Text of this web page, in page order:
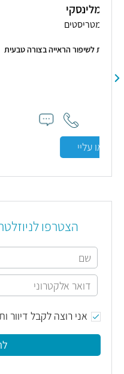
והרבה
רבה
הצטרפו
אני רוצה לקבל דיוור